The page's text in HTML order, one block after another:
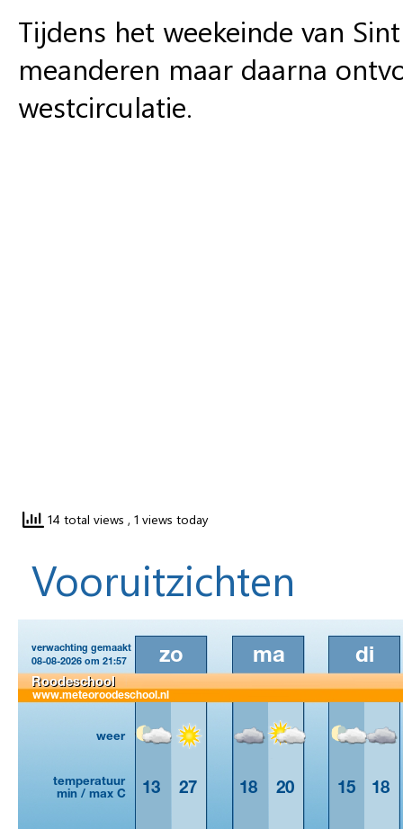
Tijdens het weekeinde van
meanderen maar daarna
westcirculatie.
14 total views , 1 views today
Vooruitzichten